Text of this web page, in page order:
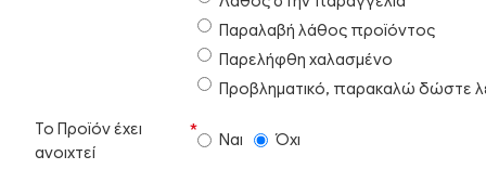
Παραλαβή λάθος προϊόντος
Παρελήφθη χαλασμένο
Προβληματικό, παρακαλώ δώστε
Το Προϊόν έχει
ανοιχτεί
Ναι Όχι